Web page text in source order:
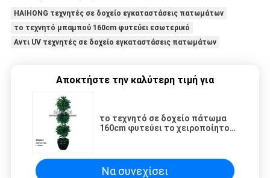
HAIHONG τεχνητές σε δοχείο εγκαταστάσεις πατωμάτων
το τεχνητό μπαμπού 160cm φυτεύει εσωτερικό
Αντι UV τεχνητές σε δοχείο εγκαταστάσεις πατωμάτων
Αποκτήστε την καλύτερη τιμή για
το τεχνητό σε δοχείο πάτωμα
160cm φυτεύει το χειροποίητο
Να συνεχίσει